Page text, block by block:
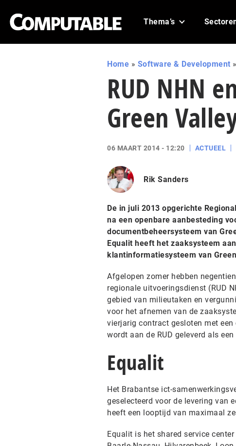
Thema’s
Home » Software & Development »
RUD NHN
Green
06 MAART 2014 - 12:20 ACTUEEL
Rik Sanders
De in juli 2013 opgerichte
na een openbare aanbesteding
documentbeheersysteem van
Equalit heeft het zaaksysteem
klantinformatiesysteem van
Afgelopen zomer hebben
regionale uitvoeringsdienst (RUD
gebied van milieutaken en
voor het afnemen van de
vierjarig contract gesloten met
wordt aan de RUD geleverd als
Equalit
Het Brabantse ict-
geselecteerd voor de levering van
heeft een looptijd van maximaal
Equalit is het shared service